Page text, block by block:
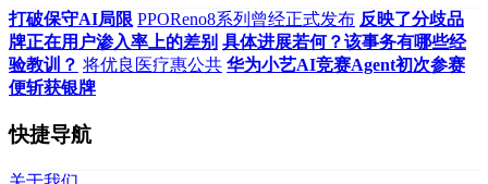
打破保守AI局限 PPOReno8系列曾经正式发布 反映了分歧品
牌正在用户渗入率上的差别 具体进展若何？该事务有哪些经
验教训？ 将优良医疗惠公共 华为小艺AI竞赛Agent初次参赛
便斩获银牌
快捷导航